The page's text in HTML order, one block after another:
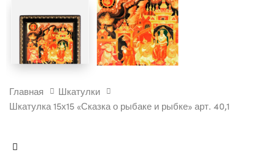
Главная
Шкатулки
Шкатулка 15х15 «Сказка о рыбаке и рыбке» арт. 40,1
ШКАТУЛКА
15Х15
"СКАЗКА